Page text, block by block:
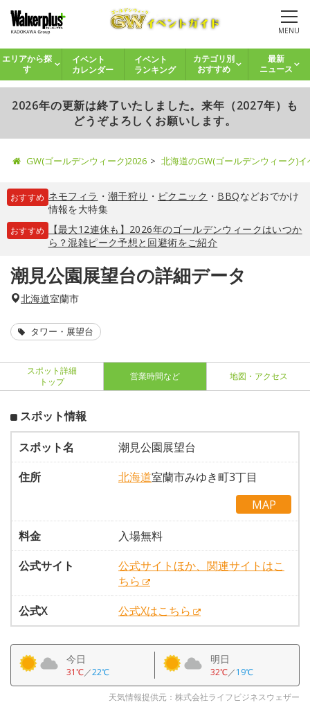
MENU
エリアから探
す
イベント
カレンダー
イベント
ランキング
カテゴリ別
おすすめ
最新
ニュース
2026年の更新は終了いたしました。来年（2027年）も
どうぞよろしくお願いします。
GW(ゴールデンウィーク)2026 北海道のGW(ゴールデンウィーク)
おすすめ ネモフィラ ・ 潮干狩り ・ ピクニック ・ BBQなどおでかけ
情報を大特集
おすすめ
【最大12連休も】2026年のゴールデンウィークはいつか
ら？混雑ピーク予想と回避術をご紹介
潮見公園展望台の詳細データ
北海道室蘭市
タワー・展望台
スポット詳細
トップ
営業時間など 地図・アクセス
スポット情報
スポット名
潮見公園展望台
住所
北海道室蘭市みゆき町3丁目
MAP
料金
入場無料
公式サイト
公式サイトほか、関連サイトはこ
ちら
公式X
公式Xはこちら
今日
31℃／22℃
明日
32℃／19℃
天気情報提供元：株式会社ライフビジネスウェザー